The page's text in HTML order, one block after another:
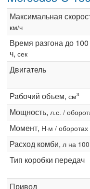
Максимальная
км/ч
Время разгона до
ч, сек
Двигатель
Рабочий объем, см3
Мощность, л.с. /
Момент, Н·м / оборотах
Расход комби, л на
Тип коробки передач
Привод